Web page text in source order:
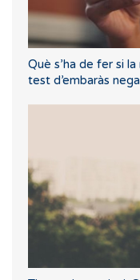
Què s’ha de fer si
test d’embaràs